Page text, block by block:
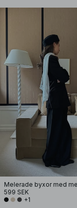
599 SEK
+1